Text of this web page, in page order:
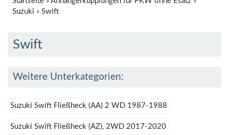
Suzuki » Swift
Swift
Weitere Unterkategorien:
Suzuki Swift Fließheck (AA) 2 WD 1987-1988
Suzuki Swift Fließheck (AZ), 2WD 2017-2020